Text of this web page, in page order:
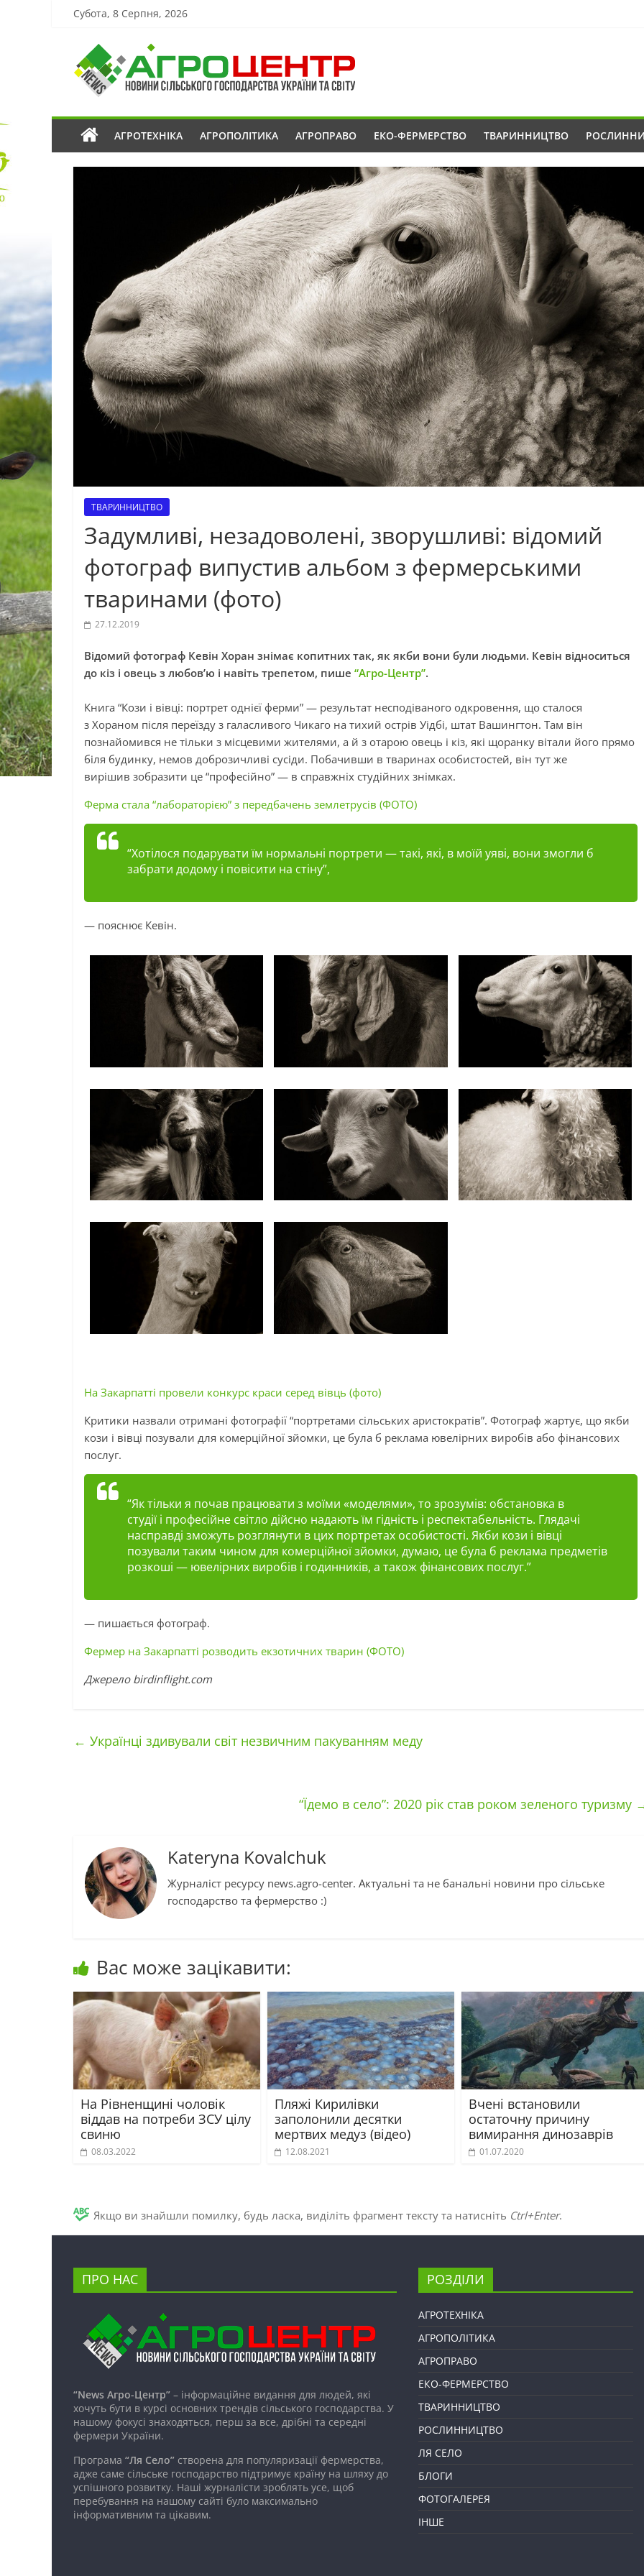
Субота, 8 Серпня, 2026
АГРОТЕХНІКА АГРОПОЛІТИКА АГРОПРАВО ЕКО-ФЕРМЕРСТВО ТВАРИННИЦТВО
ТВАРИННИЦТВО
Задумливі, незадоволені, зворушливі: відомий
фотограф випустив альбом з фермерськими
тваринами (фото)
27.12.2019
Відомий фотограф Кевін Хоран знімає копитних так, як якби вони були людьми. Кевін відноситься
до кіз і овець з любов’ю і навіть трепетом, пише “Агро-Центр”.
Книга “Кози і вівці: портрет однієї ферми” — результат несподіваного одкровення, що сталося
з Хораном після переїзду з галасливого Чикаго на тихий острів Уідбі, штат Вашингтон. Там він
познайомився не тільки з місцевими жителями, а й з отарою овець і кіз, які щоранку вітали його прямо
біля будинку, немов доброзичливі сусіди. Побачивши в тваринах особистостей, він тут же
вирішив зобразити це “професійно” — в справжніх студійних знімках.
Ферма стала “лабораторією” з передбачень землетрусів (ФОТО)
“Хотілося подарувати їм нормальні портрети — такі, які, в моїй уяві, вони змогли б
забрати додому і повісити на стіну”,
— пояснює Кевін.
На Закарпатті провели конкурс краси серед вівць (фото)
Критики назвали отримані фотографії “портретами сільських аристократів”. Фотограф жартує, що якби
кози і вівці позували для комерційної зйомки, це була б реклама ювелірних виробів або фінансових
послуг.
“Як тільки я почав працювати з моїми «моделями», то зрозумів: обстановка в
студіїі професійне світло дійсно надають їм гідність і респектабельність. Глядачі
насправді зможуть розглянути в цих портретах особистості. Якби кози і вівці
позували таким чином для комерційноїзйомки, думаю, це була б реклама предметів
розкоші — ювелірних виробів і годинників, а також фінансових послуг.”
— пишається фотограф.
Фермер на Закарпатті розводить екзотичних тварин (ФОТО)
Джерело birdinflight.com
← Українці здивували світ незвичним пакуванням меду
“Їдемо в село”: 2020 рік став роком зеленого туризму
Kateryna Kovalchuk
Журналіст ресурсу news.agro-center. Актуальні та не банальні новини про сільське
господарство та фермерство :)
Вас може зацікавити:
На Рівненщині чоловік
віддав на потреби ЗСУ цілу
свиню
08.03.2022
Пляжі Кирилівки
заполонили десятки
мертвих медуз (відео)
12.08.2021
Вчені встановили
остаточну причину
вимирання динозаврів
01.07.2020
Якщо ви знайшли помилку, будь ласка, виділіть фрагмент тексту та натисніть Ctrl+Enter.
ПРО НАС
“News Агро-Центр” – інформаційне видання для людей, які
хочуть бути в курсі основних трендів сільського господарства. У
нашому фокусі знаходяться, перш за все, дрібні та середні
фермери України.
Програма “Ля Село” створена для популяризації фермерства,
адже саме сільське господарство підтримує країну на шляху до
успішного розвитку. Наші журналісти зроблять усе, щоб
перебування на нашому сайті було максимально
інформативним та цікавим.
РОЗДІЛИ
АГРОТЕХНІКА
АГРОПОЛІТИКА
АГРОПРАВО
ЕКО-ФЕРМЕРСТВО
ТВАРИННИЦТВО
РОСЛИННИЦТВО
ЛЯ СЕЛО
БЛОГИ
ФОТОГАЛЕРЕЯ
ІНШЕ